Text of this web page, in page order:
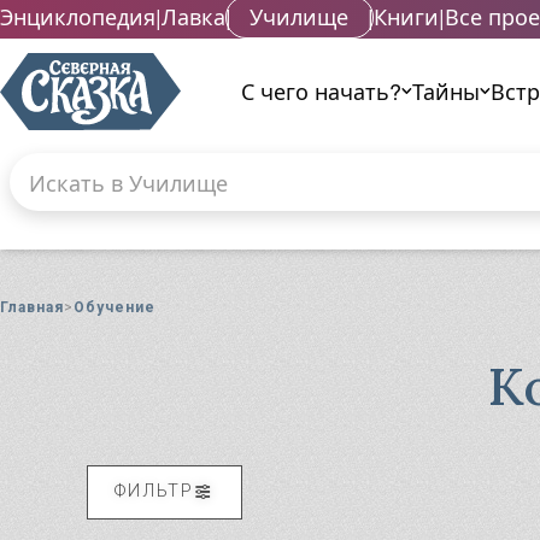
Энциклопедия|Лавка| Училище |Книги|Все
С чего начать? Тайны
Поиск по сайту
Введите текст и нажмите кнопку «Найти»,
Главная Обучение
ФИЛЬТР